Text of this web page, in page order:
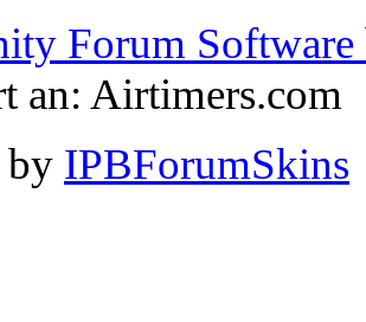
Forum Software
an: Airtimers.com
by IPBForumSkins